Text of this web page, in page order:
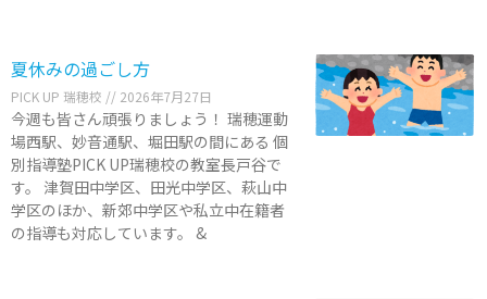
夏休みの過ごし方
PICK UP 瑞穂校 2026年7月27日
今週も皆さん頑張りましょう！ 瑞穂運動
場西駅、妙音通駅、堀田駅の間にある 個
別指導塾PICK UP瑞穂校の教室長戸谷で
す。 津賀田中学区、田光中学区、萩山中
学区のほか、新郊中学区や私立中在籍者
の指導も対応しています。 &